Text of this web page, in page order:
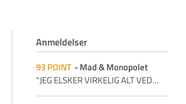
Anmeldelser
93POINT
Mad & Monopolet
"JEG ELSKER VIRKELIG ALT VED…